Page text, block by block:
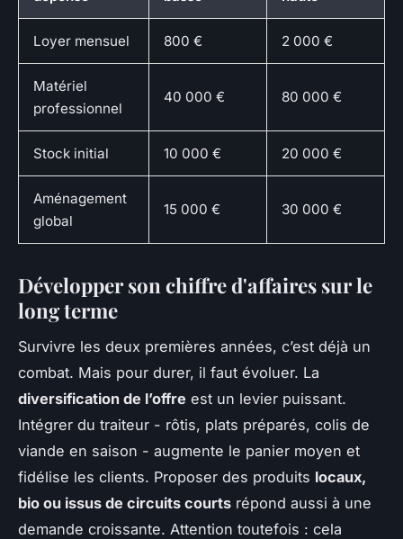
Loyer mensuel 800 € 2 000 €
Matériel
professionnel
40 000 € 80 000 €
Stock initial 10 000 € 20 000 €
Aménagement
global
15 000 € 30 000 €
Développer son chiffre d'affaires sur le
long terme
Survivre les deux premières années, c’est déjà un
combat. Mais pour durer, il faut évoluer. La
diversification de l’offre est un levier puissant.
Intégrer du traiteur - rôtis, plats préparés, colis de
viande en saison - augmente le panier moyen et
fidélise les clients. Proposer des produits locaux,
bio ou issus de circuits courts répond aussi à une
demande croissante. Attention toutefois : cela